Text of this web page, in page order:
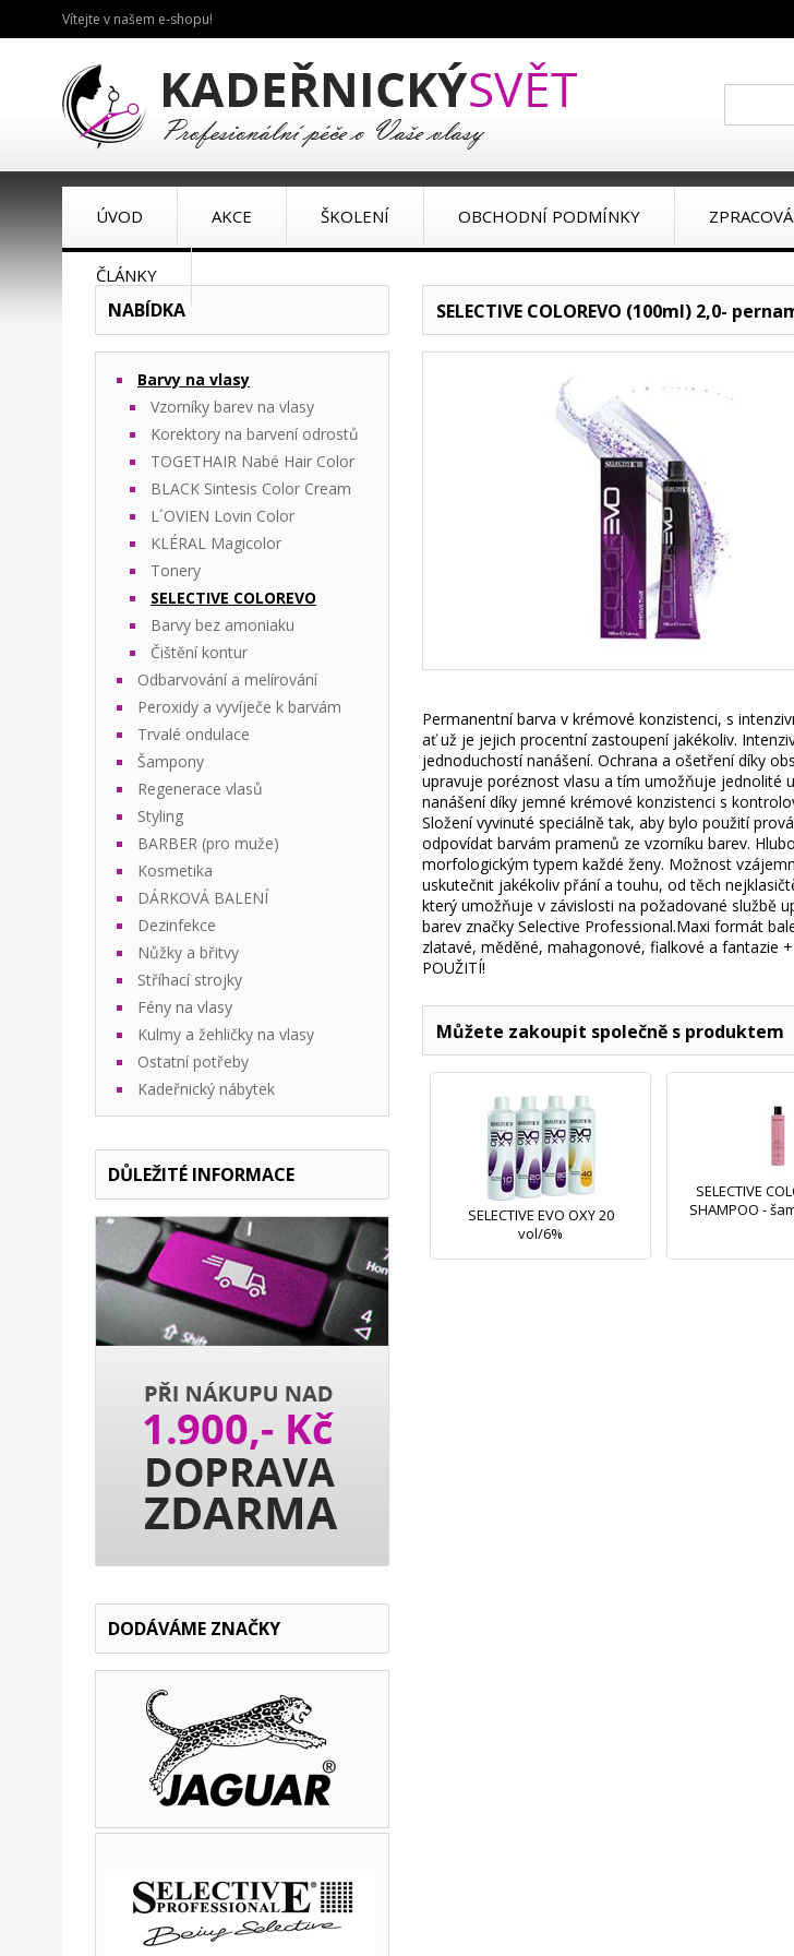
Vítejte v našem e-shopu!
ÚVOD AKCE ŠKOLENÍ OBCHODNÍ PODMÍNKY
ČLÁNKY
NABÍDKA
Barvy na vlasy
Vzorníky barev na vlasy
Korektory na barvení odrostů
TOGETHAIR Nabé Hair Color
BLACK Sintesis Color Cream
L´OVIEN Lovin Color
KLÉRAL Magicolor
Tonery
SELECTIVE COLOREVO
Barvy bez amoniaku
Čištění kontur
Odbarvování a melírování
Peroxidy a vyvíječe k barvám
Trvalé ondulace
Šampony
Regenerace vlasů
Styling
BARBER (pro muže)
Kosmetika
DÁRKOVÁ BALENÍ
Dezinfekce
Nůžky a břitvy
Stříhací strojky
Fény na vlasy
Kulmy a žehličky na vlasy
Ostatní potřeby
Kadeřnický nábytek
DŮLEŽITÉ INFORMACE
DODÁVÁME ZNAČKY
SELECTIVE COLOREVO (100ml) 2,0-
Permanentní barva v krémové konzistenci, s
ať už je jejich procentní zastoupení jakékoliv.
jednoduchostí nanášení. Ochrana a ošetření díky
upravuje poréznost vlasu a tím umožňuje jednolité
nanášení díky jemné krémové konzistenci s
Složení vyvinuté speciálně tak, aby bylo použití
odpovídat barvám pramenů ze vzorníku barev.
morfologickým typem každé ženy. Možnost
uskutečnit jakékoliv přání a touhu, od těch
který umožňuje v závislosti na požadované službě
barev značky Selective Professional.Maxi formát
zlatavé, měděné, mahagonové, fialkové a fantazie
POUŽITÍ!
Můžete zakoupit společně s produktem
SELECTIVE EVO OXY 20
vol/6%
SELECTIVE
SHAMPOO -